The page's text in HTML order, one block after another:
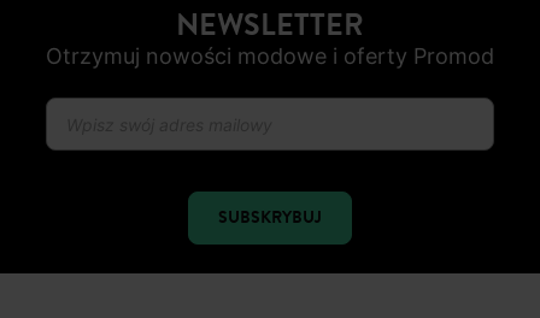
NEWSLETTER
Otrzymuj nowości modowe i oferty Promod
SUBSKRYBUJ